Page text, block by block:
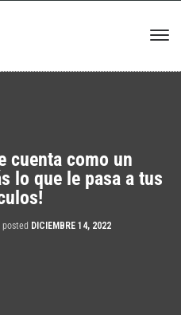
cuenta como un
lo que le pasa a tus
posted DICIEMBRE 14, 2022